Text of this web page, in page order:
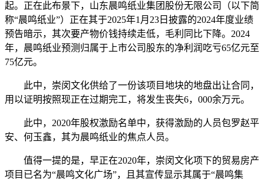
起。正在此布景下，山东晨鸣纸业集团股份无限公司（以下简
称“晨鸣纸业”）正在其于2025年1月23日披露的2024年度业绩
预告暗示，其次要产物价钱持续走低，毛利同比下降。2024
年，晨鸣纸业预测归属于上市公司股东的净利润吃亏65亿元至
75亿元。
此中，崇闵文化供给了一份该项目地块的地盘出让合同，
用以证明按照现正在过期完工，将发生丧失6，000余万元。
此中，2020年股权激励名单中，获得激励的人员包罗赵平
安、何玉鑫，其为晨鸣纸业的焦点人员。
值得一提的是，早正在2020年，崇闵文化项下的贸易房产
项目已名为“晨鸣文化广场”，且其宣传显示其属于“晨鸣集